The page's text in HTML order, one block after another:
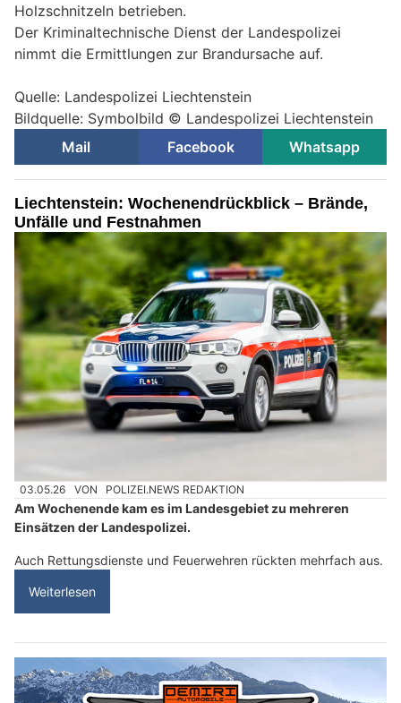
Holzschnitzeln betrieben.
Der Kriminaltechnische Dienst der Landespolizei
nimmt die Ermittlungen zur Brandursache auf.
Quelle: Landespolizei Liechtenstein
Bildquelle: Symbolbild © Landespolizei Liechtenstein
Mail
Facebook Whatsapp
Liechtenstein: Wochenendrückblick – Brände,
Unfälle und Festnahmen
03.05.26 VON POLIZEI.NEWS REDAKTION
Am Wochenende kam es im Landesgebiet zu mehreren
Einsätzen der Landespolizei.
Auch Rettungsdienste und Feuerwehren rückten mehrfach aus.
Weiterlesen